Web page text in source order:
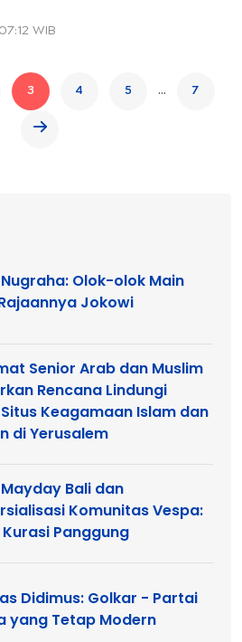
WIB
3 4 5 ... 7
Olok-olok Main
Jokowi
Senior Arab dan Muslim
Rencana Lindungi
Keagamaan Islam dan
di Yerusalem
Bali dan
Komunitas Vespa:
Panggung
Didimus: Golkar - Partai
yang Tetap Modern